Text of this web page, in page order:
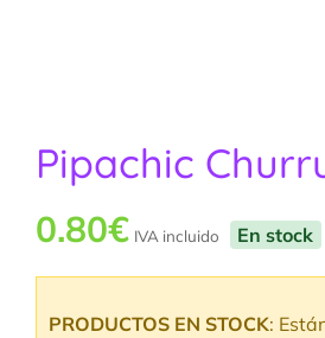
Pipachic
0.80€ IVA incluido En stock
PRODUCTOS EN STOCK: